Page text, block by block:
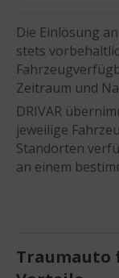
Die Einlösung
stets
Zeitraum und
DRIVAR
jeweilige
Standorten
an einem
Traumauto